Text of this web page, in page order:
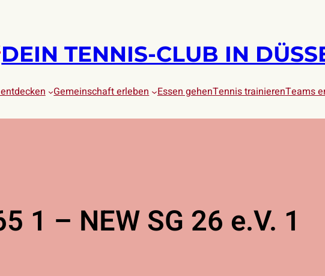
DEIN TENNIS-CLUB IN
Gemeinschaft erleben Essen gehenTennis trainierenTeams
1 – NEW SG 26 e.V. 1